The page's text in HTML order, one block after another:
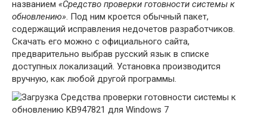
названием «Средство проверки готовности системы к
обновлению». Под ним кроется обычный пакет,
содержащий исправления недочетов разработчиков.
Скачать его можно с официального сайта,
предварительно выбрав русский язык в списке
доступных локализаций. Установка производится
вручную, как любой другой программы.